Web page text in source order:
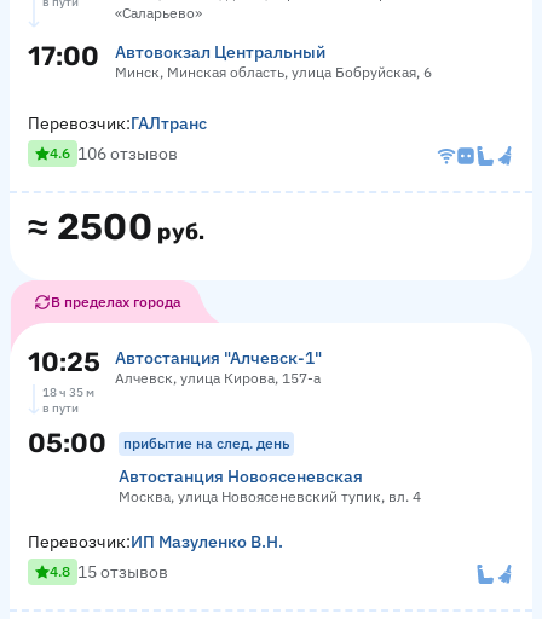
«Саларьево»
17:00 Автовокзал Центральный
Минск, Минская область, улица Бобруйская, 6
≈ 2500 руб.
Перевозчик:ГАЛтранс
4.6 106 отзывов
В пределах города
10:25 Автостанция "Алчевск-1"
Алчевск, улица Кирова, 157-а
18 ч 35 м
в пути
05:00 прибытие на след. день
Автостанция Новоясеневская
Москва, улица Новоясеневский тупик, вл. 4
Перевозчик:ИП Мазуленко В.Н.
4.8 15 отзывов